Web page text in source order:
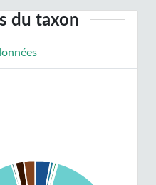
du taxon